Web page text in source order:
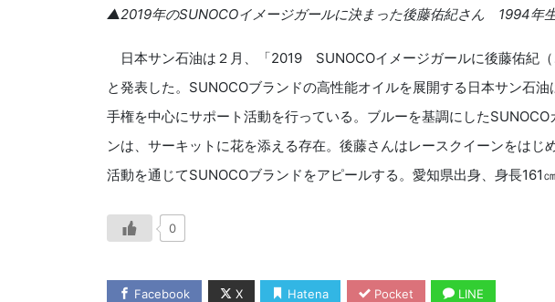
▲2019年のSUNOCOイメージガールに決まった後藤佑紀さん 1994年
日本サン石油は２月、「2019 SUNOCOイメージガールに後藤佑紀
と発表した。SUNOCOブランドの高性能オイルを展開する日本サン石
手権を中心にサポート活動を行っている。ブルーを基調にした
ンは、サーキットに花を添える存在。後藤さんはレースクイーンをはじ
活動を通じてSUNOCOブランドをアピールする。愛知県出身、身長161㎝
0
Facebook X Hatena Pocket LINE